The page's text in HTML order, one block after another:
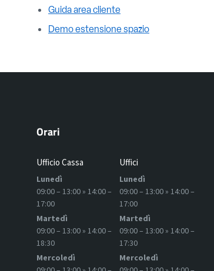
Guida area cliente
Demo estensione spazio
Orari
Ufficio Cassa
Lunedì
09:00 – 13:00 » 14:00 –
17:00
Martedì
09:00 – 13:00 » 14:00 –
18:30
Mercoledì
Uffici
Lunedì
09:00 – 13:00 » 14:00 –
17:00
Martedì
09:00 – 13:00 » 14:00 –
17:30
Mercoledì